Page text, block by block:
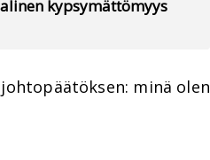
kypsymättömyys
minä olen